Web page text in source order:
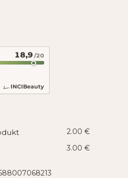
18,9 /20
INCIBeauty
2.00 €
3.00 €